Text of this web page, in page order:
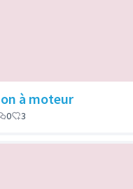
à moteur
0 3